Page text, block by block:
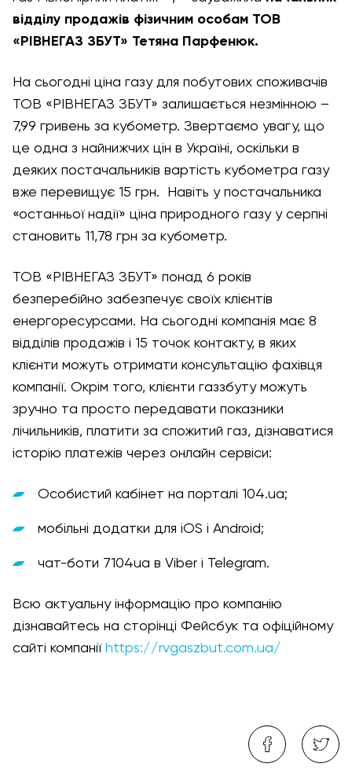
відділу продажів фізичним особам ТОВ
«РІВНЕГАЗ ЗБУТ» Тетяна Парфенюк.
На сьогодні ціна газу для побутових споживачів
ТОВ «РІВНЕГАЗ ЗБУТ» залишається незмінною –
7,99 гривень за кубометр. Звертаємо увагу, що
це одна з найнижчих цін в Україні, оскільки в
деяких постачальників вартість кубометра газу
вже перевищує 15 грн. Навіть у постачальника
«останньої надії» ціна природного газу у серпні
становить 11,78 грн за кубометр.
ТОВ «РІВНЕГАЗ ЗБУТ» понад 6 років
безперебійно забезпечує своїх клієнтів
енергоресурсами. На сьогодні компанія має 8
відділів продажів і 15 точок контакту, в яких
клієнти можуть отримати консультацію фахівця
компанії. Окрім того, клієнти газзбуту можуть
зручно та просто передавати показники
лічильників, платити за спожитий газ, дізнаватися
історію платежів через онлайн сервіси:
Особистий кабінет на порталі 104.ua;
мобільні додатки для iOS і Android;
чат-боти 7104ua в Viber і Telegram.
Всю актуальну інформацію про компанію
дізнавайтесь на сторінці Фейсбук та офіційному
сайті компанії https://rvgaszbut.com.ua/